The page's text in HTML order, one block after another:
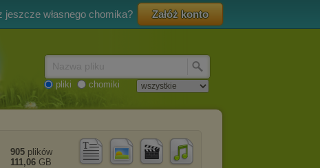
jeszcze własnego chomika? Załóż konto
pliki chomiki
905 plików
111,06 GB